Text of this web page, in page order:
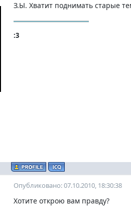
З.Ы. Хватит поднимать старые
:3
Опубликовано: 07.10.2010, 18:30:38
Хотите открою вам правду?